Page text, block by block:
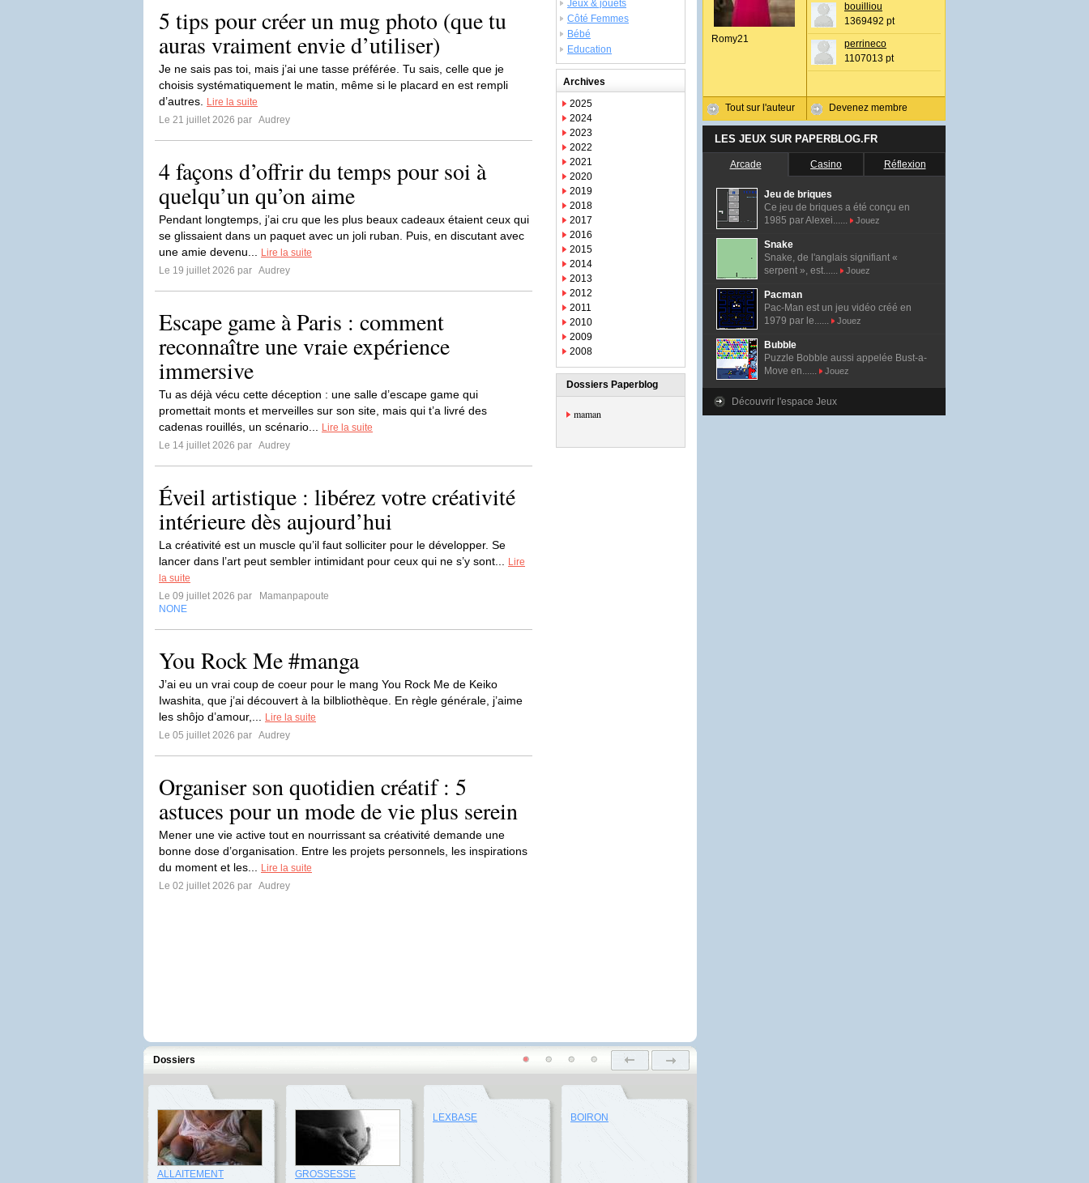
5 tips pour créer un mug photo (que tu
auras vraiment envie d’utiliser)
Je ne sais pas toi, mais j’ai une tasse préférée. Tu sais, celle que je
choisis systématiquement le matin, même si le placard en est rempli
d’autres.
Lire la suite
Le 21 juillet 2026 par Audrey
4 façons d’offrir du temps pour soi à
quelqu’un qu’on aime
Pendant longtemps, j’ai cru que les plus beaux cadeaux étaient ceux qui
se glissaient dans un paquet avec un joli ruban. Puis, en discutant avec
une amie devenu...
Lire la suite
Le 19 juillet 2026 par Audrey
Escape game à Paris : comment
reconnaître une vraie expérience
immersive
Tu as déjà vécu cette déception : une salle d’escape game qui
promettait monts et merveilles sur son site, mais qui t’a livré des
cadenas rouillés, un scénario...
Lire la suite
Le 14 juillet 2026 par Audrey
Éveil artistique : libérez votre créativité
intérieure dès aujourd’hui
La créativité est un muscle qu’il faut solliciter pour le développer. Se
lancer dans l’art peut sembler intimidant pour ceux qui ne s’y sont...
Lire
la suite
Le 09 juillet 2026 par
Mamanpapoute
NONE
You Rock Me #manga
J’ai eu un vrai coup de coeur pour le mang You Rock Me de Keiko
Iwashita, que j’ai découvert à la bilbliothèque. En règle générale, j’aime
les shôjo d’amour,...
Lire la suite
Le 05 juillet 2026 par Audrey
Organiser son quotidien créatif : 5
astuces pour un mode de vie plus serein
Mener une vie active tout en nourrissant sa créativité demande une
bonne dose d’organisation. Entre les projets personnels, les inspirations
du moment et les...
Lire la suite
Le 02 juillet 2026 par Audrey
Jeux & jouets
Côté Femmes
Bébé
Education
Archives
2025
2024
2023
2022
2021
2020
2019
2018
2017
2016
2015
2014
2013
2012
2011
2010
2009
2008
Dossiers Paperblog
maman
Dossiers
ALLAITEMENT GROSSESSE
LEXBASE BOIRON
Romy21
Tout sur l'auteur
bouilliou
1369492 pt
perrineco
1107013 pt
Devenez membre
LES JEUX SUR PAPERBLOG.FR
Arcade Casino Réflexion
Jeu de briques
Ce jeu de briques a été conçu en
1985 par Alexei......
Jouez
Snake
Snake, de l'anglais signifiant «
serpent », est......
Jouez
Pacman
Pac-Man est un jeu vidéo créé en
1979 par le......
Jouez
Bubble
Puzzle Bobble aussi appelée Bust-a-
Move en......
Jouez
Découvrir l'espace Jeux